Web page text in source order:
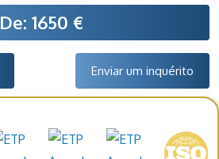
De: 1650 €
Enviar um inquérito